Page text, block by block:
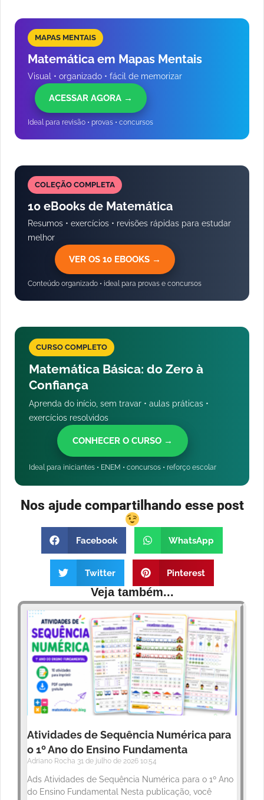
MAPAS MENTAIS
Matemática em Mapas Mentais
Visual • organizado • fácil de memorizar
ACESSAR AGORA →
Ideal para revisão • provas • concursos
COLEÇÃO COMPLETA
10 eBooks de Matemática
Resumos • exercícios • revisões rápidas para estudar
melhor
VER OS 10 EBOOKS →
Conteúdo organizado • ideal para provas e concursos
CURSO COMPLETO
Matemática Básica: do Zero à
Confiança
Aprenda do início, sem travar • aulas práticas •
exercícios resolvidos
CONHECER O CURSO →
Ideal para iniciantes • ENEM • concursos • reforço escolar
Nos ajude compartilhando esse post
Facebook WhatsApp
Twitter Pinterest
Veja também...
Atividades de Sequência Numérica para
o 1º Ano do Ensino Fundamenta
Adriano Rocha 31 de julho de 2026 10:54
Ads Atividades de Sequência Numérica para o 1º Ano
do Ensino Fundamental Nesta publicação, você